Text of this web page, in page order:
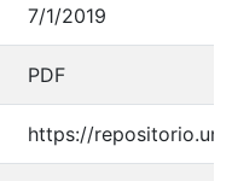
7/1/2019
PDF
https://